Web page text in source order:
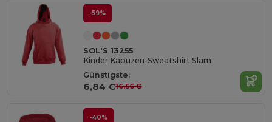
-59%
SOL'S 13255
Kinder Kapuzen-Sweatshirt Slam
Günstigste:
6,84 €16,56 €
-40%